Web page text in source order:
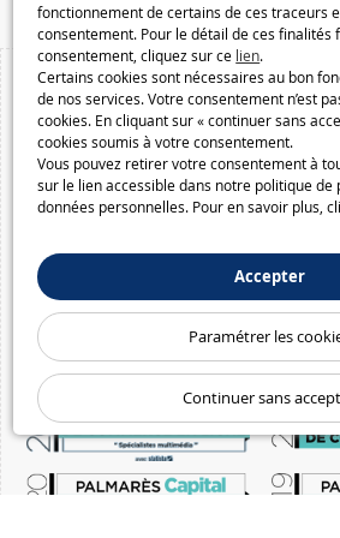
fonctionnement de certains de ces traceurs
consentement. Pour le détail de ces finalités
consentement, cliquez sur ce lien.
Certains cookies sont nécessaires au bon
de nos services. Votre consentement n’est
cookies. En cliquant sur « continuer sans
cookies soumis à votre consentement.
Vous pouvez retirer votre consentement à
sur le lien accessible dans notre politique de
données personnelles. Pour en savoir plus,
Accepter
Paramétrer les
Continuer sans